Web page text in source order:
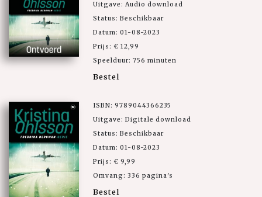
Uitgave: Audio download
Status: Beschikbaar
Datum: 01-08-2023
Prijs: € 12,99
Speelduur: 756 minuten
Bestel
ISBN: 9789044366235
Uitgave: Digitale download
Status: Beschikbaar
Datum: 01-08-2023
Prijs: € 9,99
Omvang: 336 pagina's
Bestel